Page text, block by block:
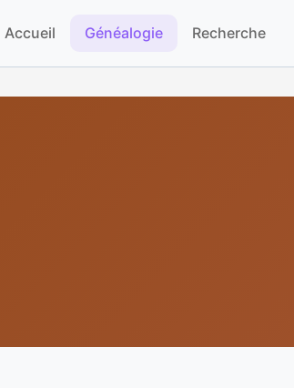
Accueil Généalogie Recherche